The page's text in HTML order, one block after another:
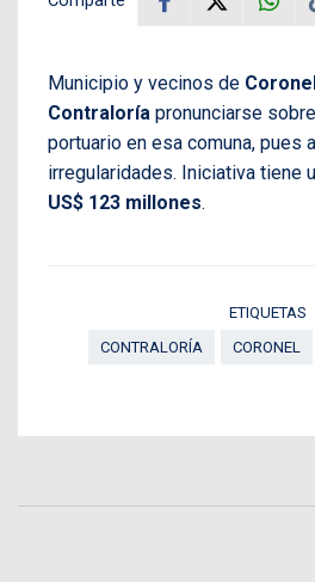
Municipio y vecinos de
Contraloría pronunciarse
portuario en esa comuna, pues
irregularidades. Iniciativa tiene
US$ 123 millones.
ETIQUETAS
CONTRALORÍA
CORONEL